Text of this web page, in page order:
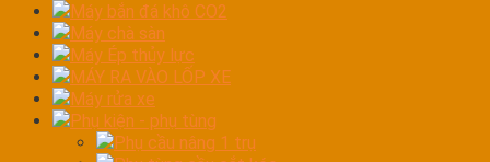
Máy bắn đá khô CO2
Máy chà sàn
Máy Ép thủy lực
MÁY RA VÀO LỐP XE
Máy rửa xe
Phụ kiện - phụ tùng
Phụ cầu nâng 1 trụ